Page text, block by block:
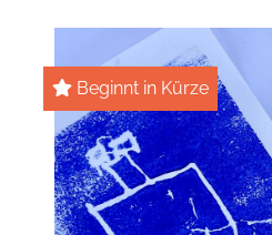
Beginnt in Kürze